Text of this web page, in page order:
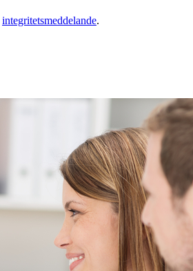
integritetsmeddelande.